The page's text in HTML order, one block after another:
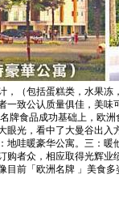
，（包括蛋糕类，水果
一致公认质量俱佳，美
牌食品成功基础上，欧
眼光，看中了大曼谷出
地哇暖豪华公寓。三：
购者众，相应取得光辉
目前「欧洲名牌 」美食